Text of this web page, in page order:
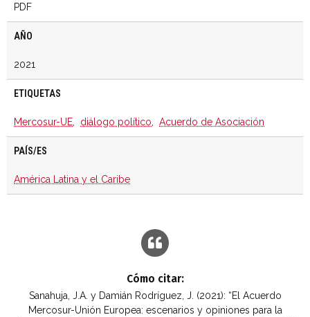
PDF
AÑO
2021
ETIQUETAS
Mercosur-UE, diálogo político, Acuerdo de Asociación
PAÍS/ES
América Latina y el Caribe
Cómo citar:
Sanahuja, J.A. y Damián Rodríguez, J. (2021): “El Acuerdo
Mercosur-Unión Europea: escenarios y opiniones para la